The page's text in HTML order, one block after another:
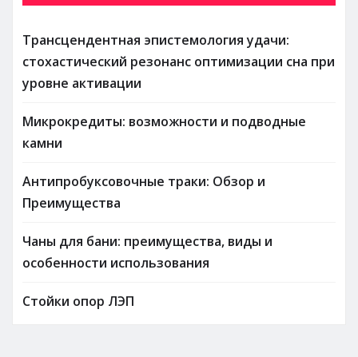
Трансцендентная эпистемология удачи:
стохастический резонанс оптимизации сна при
уровне активации
Микрокредиты: возможности и подводные
камни
Антипробуксовочные траки: Обзор и
Преимущества
Чаны для бани: преимущества, виды и
особенности использования
Стойки опор ЛЭП